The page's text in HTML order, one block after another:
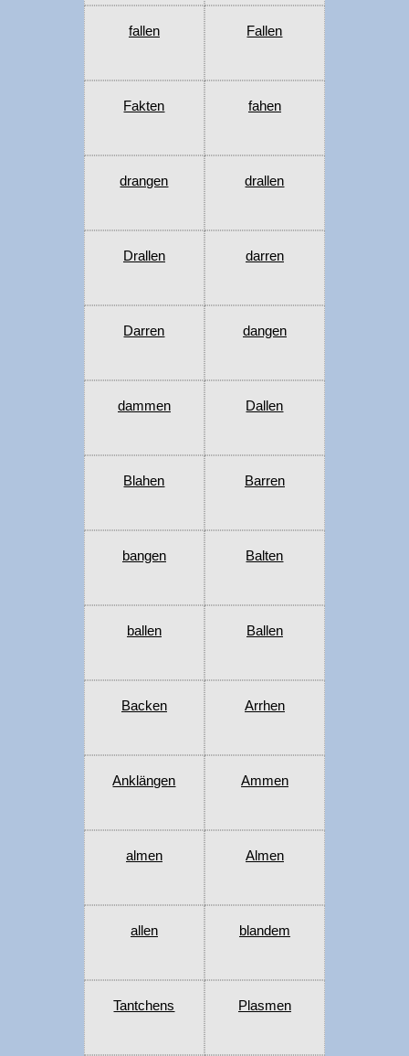
fallen Fallen
Fakten fahen
drangen drallen
Drallen darren
Darren dangen
dammen Dallen
Blahen Barren
bangen Balten
ballen Ballen
Backen Arrhen
Anklängen Ammen
almen Almen
allen blandem
Tantchens Plasmen